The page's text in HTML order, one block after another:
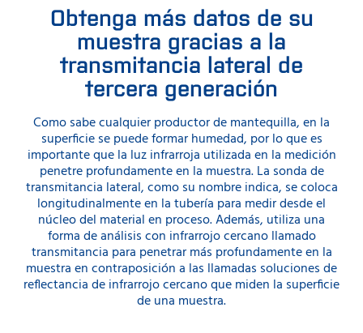
Obtenga más datos de su
muestra gracias a la
transmitancia lateral de
tercera generación
Como sabe cualquier productor de mantequilla, en la
superficie se puede formar humedad, por lo que es
importante que la luz infrarroja utilizada en la medición
penetre profundamente en la muestra. La sonda de
transmitancia lateral, como su nombre indica, se coloca
longitudinalmente en la tubería para medir desde el
núcleo del material en proceso. Además, utiliza una
forma de análisis con infrarrojo cercano llamado
transmitancia para penetrar más profundamente en la
muestra en contraposición a las llamadas soluciones de
reflectancia de infrarrojo cercano que miden la superficie
de una muestra.